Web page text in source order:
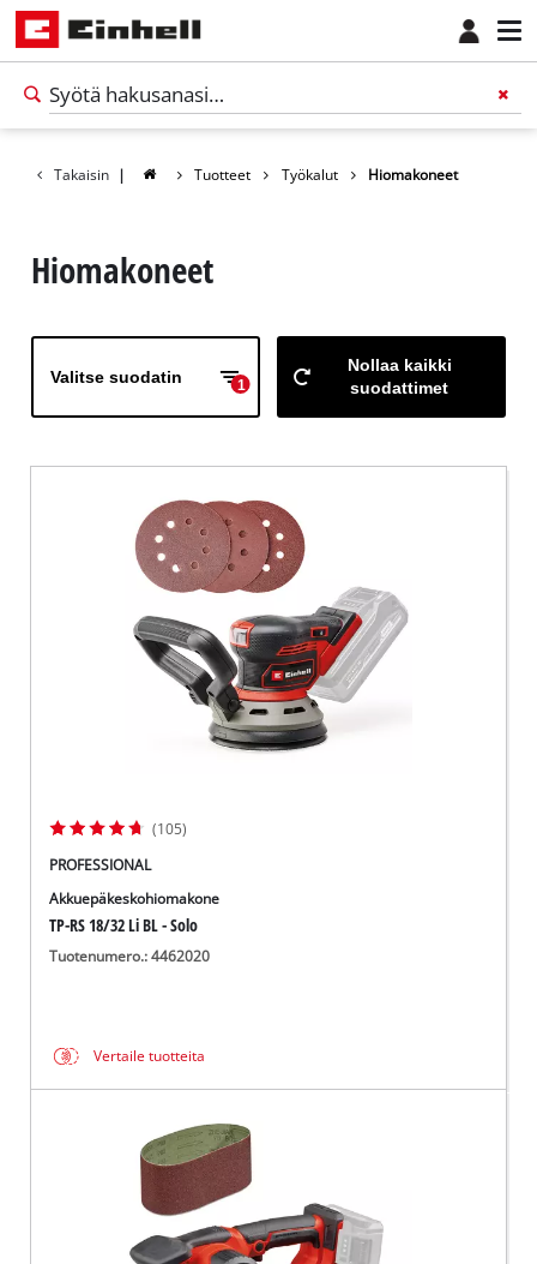
Takaisin | Tuotteet Työkalut Hiomakoneet
Hiomakoneet
Valitse suodatin 1
Nollaa kaikki
suodattimet
(105)
PROFESSIONAL
Akkuepäkeskohiomakone
TP-RS 18/32 Li BL - Solo
Tuotenumero.: 4462020
Vertaile tuotteita